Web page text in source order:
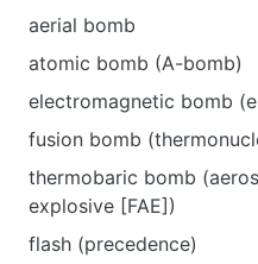
aerial bomb
atomic bomb (A-bomb)
electromagnetic bomb
fusion bomb
thermobaric bomb
explosive [FAE])
flash (precedence)